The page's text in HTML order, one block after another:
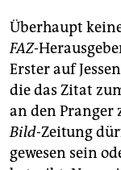
Überhaupt
FAZ-
Erster auf
die das Zitat
an den Pranger
Bild-Zeitung
gewesen sein